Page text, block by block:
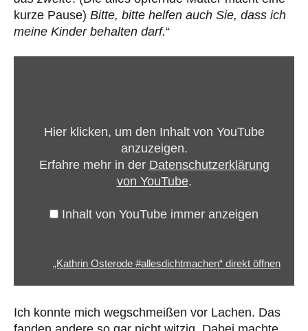
kurze Pause) Bitte, bitte helfen auch Sie, dass ich
meine Kinder behalten darf.“
YouTubeHier klicken, um den Inhalt von YouTube
anzuzeigen.
Erfahre mehr in der Datenschutzerklärung
von YouTube.
Inhalt von YouTube immer anzeigen
„Kathrin Osterode #allesdichtmachen“ direkt öffnen
Ich konnte mich wegschmeißen vor Lachen. Das